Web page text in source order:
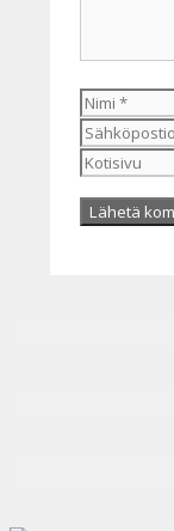
Nimi